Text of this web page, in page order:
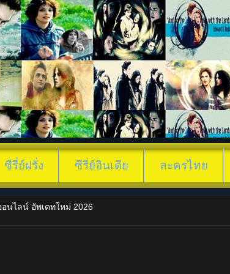
ซีรี่ย์ฝรั่ง ซีรี่ย์อินเดีย ละครไทย
นไลน์ อัพเดทใหม่ 2026